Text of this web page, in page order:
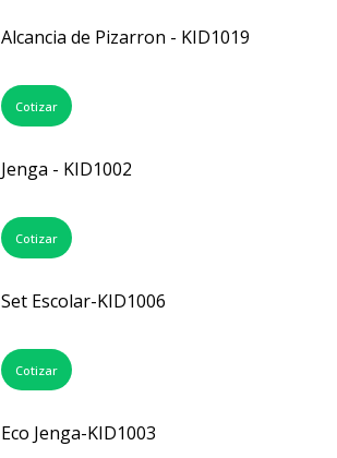
Alcancia de Pizarron - KID1019
Cotizar
Jenga - KID1002
Cotizar
Set Escolar-KID1006
Cotizar
Eco Jenga-KID1003